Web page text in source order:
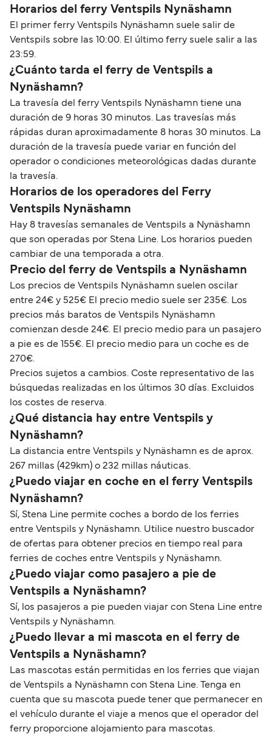
Horarios del ferry Ventspils Nynäshamn
El primer ferry Ventspils Nynäshamn suele salir de
Ventspils sobre las 10:00. El último ferry suele salir a las
23:59.
¿Cuánto tarda el ferry de Ventspils a
Nynäshamn?
La travesía del ferry Ventspils Nynäshamn tiene una
duración de 9 horas 30 minutos. Las travesías más
rápidas duran aproximadamente 8 horas 30 minutos. La
duración de la travesía puede variar en función del
operador o condiciones meteorológicas dadas durante
la travesía.
Horarios de los operadores del Ferry
Ventspils Nynäshamn
Hay 8 travesías semanales de Ventspils a Nynäshamn
que son operadas por Stena Line. Los horarios pueden
cambiar de una temporada a otra.
Precio del ferry de Ventspils a Nynäshamn
Los precios de Ventspils Nynäshamn suelen oscilar
entre 24€ y 525€ El precio medio suele ser 235€. Los
precios más baratos de Ventspils Nynäshamn
comienzan desde 24€. El precio medio para un pasajero
a pie es de 155€. El precio medio para un coche es de
270€.
Precios sujetos a cambios. Coste representativo de las
búsquedas realizadas en los últimos 30 días. Excluidos
los costes de reserva.
¿Qué distancia hay entre Ventspils y
Nynäshamn?
La distancia entre Ventspils y Nynäshamn es de aprox.
267 millas (429km) o 232 millas náuticas.
¿Puedo viajar en coche en el ferry Ventspils
Nynäshamn?
Sí, Stena Line permite coches a bordo de los ferries
entre Ventspils y Nynäshamn. Utilice nuestro buscador
de ofertas para obtener precios en tiempo real para
ferries de coches entre Ventspils y Nynäshamn.
¿Puedo viajar como pasajero a pie de
Ventspils a Nynäshamn?
Sí, los pasajeros a pie pueden viajar con Stena Line entre
Ventspils y Nynäshamn.
¿Puedo llevar a mi mascota en el ferry de
Ventspils a Nynäshamn?
Las mascotas están permitidas en los ferries que viajan
de Ventspils a Nynäshamn con Stena Line. Tenga en
cuenta que su mascota puede tener que permanecer en
el vehículo durante el viaje a menos que el operador del
ferry proporcione alojamiento para mascotas.